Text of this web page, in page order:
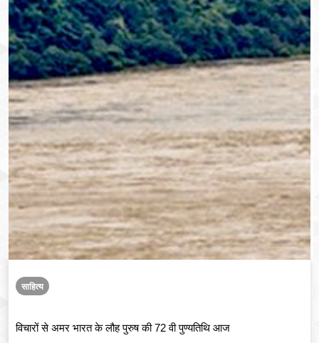
साहित्य
विचारों से अमर भारत के लौह पुरुष की 72 वी पुण्यतिथि आज